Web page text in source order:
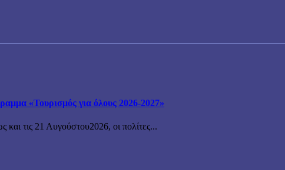
«Τουρισμός για όλους 2026-2027»
τις 21 Αυγούστου2026, οι πολίτες...